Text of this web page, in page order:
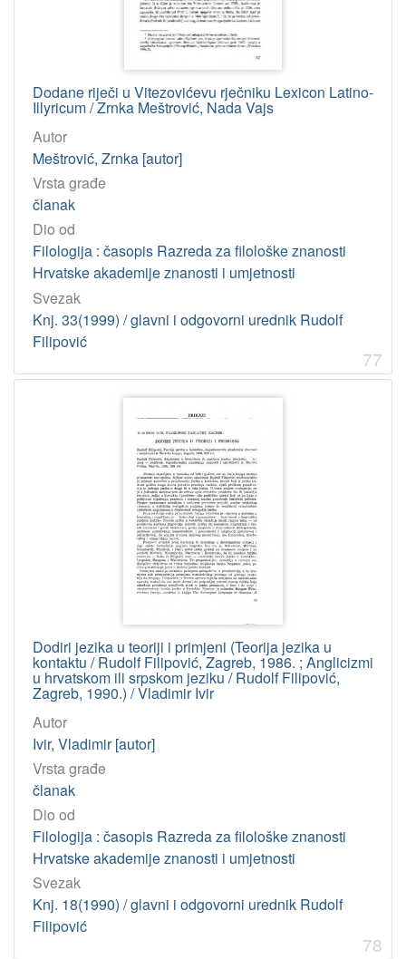
Dodane riječi u Vitezovićevu rječniku Lexicon Latino-
Illyricum / Zrnka Meštrović, Nada Vajs
Autor
Meštrović, Zrnka [autor]
Vrsta građe
članak
Dio od
Filologija : časopis Razreda za filološke znanosti
Hrvatske akademije znanosti i umjetnosti
Svezak
Knj. 33(1999) / glavni i odgovorni urednik Rudolf
Filipović
77
Dodiri jezika u teoriji i primjeni (Teorija jezika u
kontaktu / Rudolf Filipović, Zagreb, 1986. ; Anglicizmi
u hrvatskom ili srpskom jeziku / Rudolf Filipović,
Zagreb, 1990.) / Vladimir Ivir
Autor
Ivir, Vladimir [autor]
Vrsta građe
članak
Dio od
Filologija : časopis Razreda za filološke znanosti
Hrvatske akademije znanosti i umjetnosti
Svezak
Knj. 18(1990) / glavni i odgovorni urednik Rudolf
Filipović
78